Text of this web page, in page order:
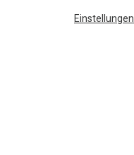
Einstellungen